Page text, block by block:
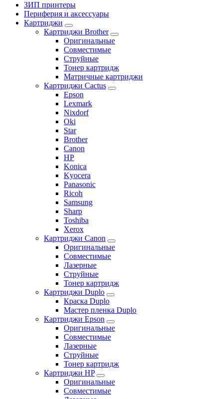
ЗИП принтеры
Периферия и аксессуары
Картриджи
Картриджи Brother
Оригинальные
Совместимые
Струйные
Тонер картридж
Матричные картриджи
Картриджи Cactus
Epson
Lexmark
Nixdorf
Oki
Star
Brother
Canon
HP
Konica
Kyocera
Panasonic
Ricoh
Samsung
Sharp
Toshiba
Xerox
Картриджи Canon
Оригинальные
Совместимые
Лазерные
Струйные
Тонер картридж
Картриджи Duplo
Краска Duplo
Мастер пленка Duplo
Картриджи Epson
Оригинальные
Совместимые
Лазерные
Струйные
Тонер картридж
Картриджи HP
Оригинальные
Совместимые